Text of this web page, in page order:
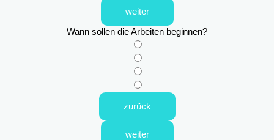
weiter
Wann sollen die Arbeiten beginnen?
zurück
weiter